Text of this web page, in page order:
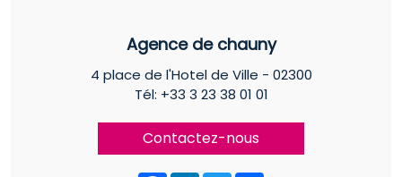
Agence de chauny
4 place de l'Hotel de Ville - 02300
Tél: +33 3 23 38 01 01
Contactez-nous